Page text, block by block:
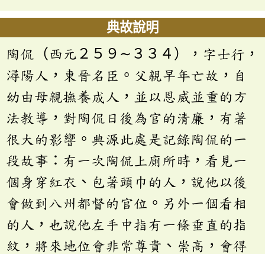
典故說明
陶侃（西元２５９∼３３４），字士行，
潯陽人，東晉名臣。父親早年亡故，自
幼由母親撫養成人，並以恩威並重的方
法教導，對陶侃日後為官的清廉，有著
很大的影響。典源此處是記錄陶侃的一
段故事：有一次陶侃上廁所時，看見一
個身穿紅衣、包著頭巾的人，說他以後
會做到八州都督的官位。另外一個看相
的人，也說他左手中指有一條垂直的指
紋，將來地位會非常尊貴、崇高，會得